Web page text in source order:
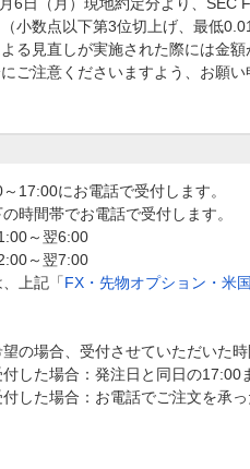
6日（月）現地約定分より、SEC
小数点以下第3位切上げ、最低
る見直しが実施された際には金
ご注意くださいますよう、お願い
17:00にお電話で受付します。
時間帯でお電話で受付します。
～翌6:00
～翌7:00
上記「FX・先物オプション・米
の場合、受付させていただいた時
した場合：発注日と同日の17:00
した場合：お電話でご注文を承